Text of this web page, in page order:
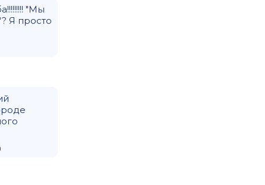
"Мы
Я просто